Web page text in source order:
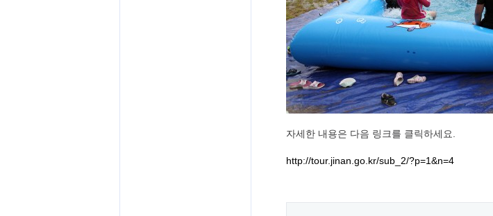
자세한 내용은 다음 링크를 클릭하세요.
http://tour.jinan.go.kr/sub_2/?p=1&n=4